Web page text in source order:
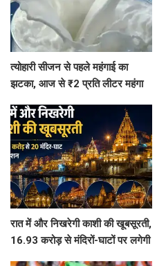
त्योहारी सीजन से पहले महंगाई का
झटका, आज से ₹2 प्रति लीटर महंगा
रात में और निखरेगी काशी की खूबसूरती,
16.93 करोड़ से मंदिरों-घाटों पर लगेगी